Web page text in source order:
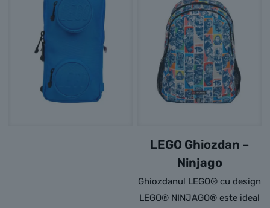
LEGO Ghiozdan –
Ninjago
Ghiozdanul LEGO® cu design
LEGO® NINJAGO® este ideal